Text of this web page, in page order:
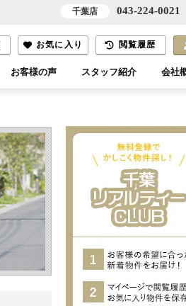
お気に入り 閲覧履歴
お客様の声 スタッフ紹介 会社
千葉店 043-224-0021